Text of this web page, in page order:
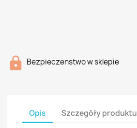
Bezpieczenstwo w sklepie
Opis Szczegóły produktu